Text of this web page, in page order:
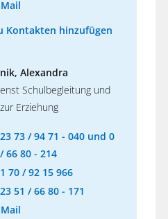
Kontakten hinzufügen
Alexandra
Schulbegleitung und
Erziehung
73 / 94 71 - 040 und 0
66 80 - 214
70 / 92 15 966
51 / 66 80 - 171